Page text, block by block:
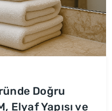
Doğru
Elyaf Yapısı ve